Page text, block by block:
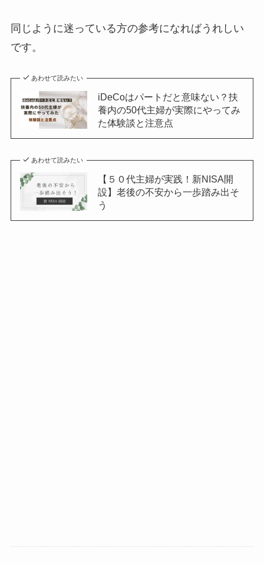
同じように迷っている方の参考になればうれしい
です。
あわせて読みたい
iDeCoはパートだと意味ない？扶
養内の50代主婦が実際にやってみ
た体験談と注意点
あわせて読みたい
【５０代主婦が実践！新NISA開
設】老後の不安から一歩踏み出そ
う